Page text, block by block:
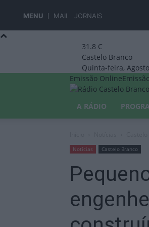
MENU MAIL JORNAIS
31.8 C
Castelo Branco
Quinta-feira,
Emissão Online
A RÁDIO
Notícias Castelo Branco